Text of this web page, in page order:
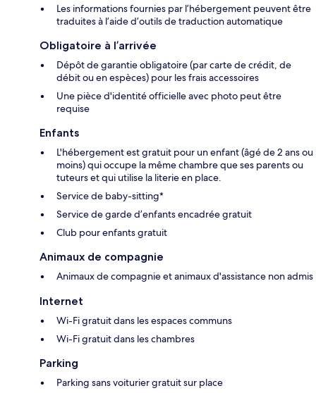
Les informations fournies par l’hébergement peuvent être
traduites à l’aide d’outils de traduction automatique
Obligatoire à l’arrivée
Dépôt de garantie obligatoire (par carte de crédit, de
débit ou en espèces) pour les frais accessoires
Une pièce d'identité officielle avec photo peut être
requise
Enfants
L'hébergement est gratuit pour un enfant (âgé de 2 ans ou
moins) qui occupe la même chambre que ses parents ou
tuteurs et qui utilise la literie en place.
Service de baby-sitting*
Service de garde d’enfants encadrée gratuit
Club pour enfants gratuit
Animaux de compagnie
Animaux de compagnie et animaux d'assistance non admis
Internet
Wi-Fi gratuit dans les espaces communs
Wi-Fi gratuit dans les chambres
Parking
Parking sans voiturier gratuit sur place